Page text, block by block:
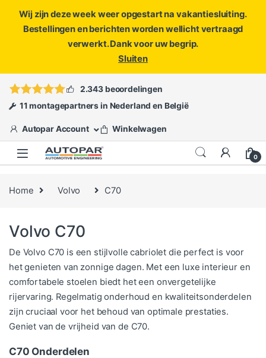
Wij zijn deze week weer opgestart na vakantiesluiting.
Bestellingen en berichten worden wellicht vertraagd
verwerkt. Dank voor uw begrip.
Sluiten
ofopen een ticket
2.343 beoordelingen
11 montagepartners in Nederland en België
Autopar Account Winkelwagen
0
Home Volvo C70
Volvo C70
De Volvo C70 is een stijlvolle cabriolet die perfect is voor
het genieten van zonnige dagen. Met een luxe interieur en
comfortabele stoelen biedt het een onvergetelijke
rijervaring. Regelmatig onderhoud en kwaliteitsonderdelen
zijn cruciaal voor het behoud van optimale prestaties.
Geniet van de vrijheid van de C70.
C70 Onderdelen